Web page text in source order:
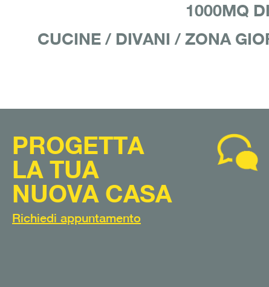
1000MQ
CUCINE / DIVANI / ZONA
PROGETTA
LA TUA
NUOVA CASA
Richiedi appuntamento